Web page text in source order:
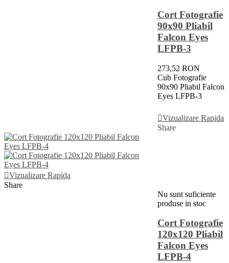
Cort Fotografie
90x90 Pliabil
Falcon Eyes
LFPB-3
273,52 RON
Cub Fotografie
90x90 Pliabil Falcon
Eyes LFPB-3
Vizualizare Rapida
Share
Vizualizare Rapida
Share
Nu sunt suficiente
produse in stoc
Cort Fotografie
120x120 Pliabil
Falcon Eyes
LFPB-4